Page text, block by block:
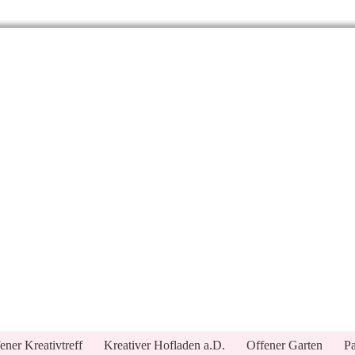
Kreativtreff Kreativer Hofladen a.D. Offener Garten